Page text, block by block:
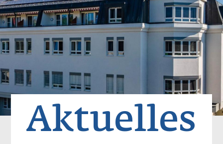
Kompetenzbereiche
Patienten / Besucher
Unser Haus
Karriere
Leitbild
Befundanforderung
Aktuelles